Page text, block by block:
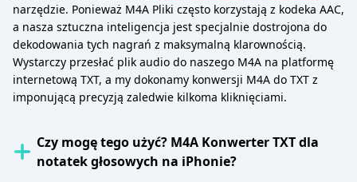
narzędzie. Ponieważ M4A Pliki często korzystają z kodeka AAC,
a nasza sztuczna inteligencja jest specjalnie dostrojona do
dekodowania tych nagrań z maksymalną klarownością.
Wystarczy przesłać plik audio do naszego M4A na platformę
internetową TXT, a my dokonamy konwersji M4A do TXT z
imponującą precyzją zaledwie kilkoma kliknięciami.
Czy mogę tego użyć? M4A Konwerter TXT dla
notatek głosowych na iPhonie?